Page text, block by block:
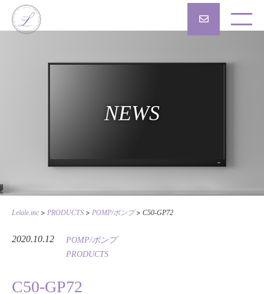
NEWS
Lelale.inc > PRODUCTS > POMP/ポンプ> C50-GP72
2020.10.12
POMP/ポンプ
PRODUCTS
C50-GP72